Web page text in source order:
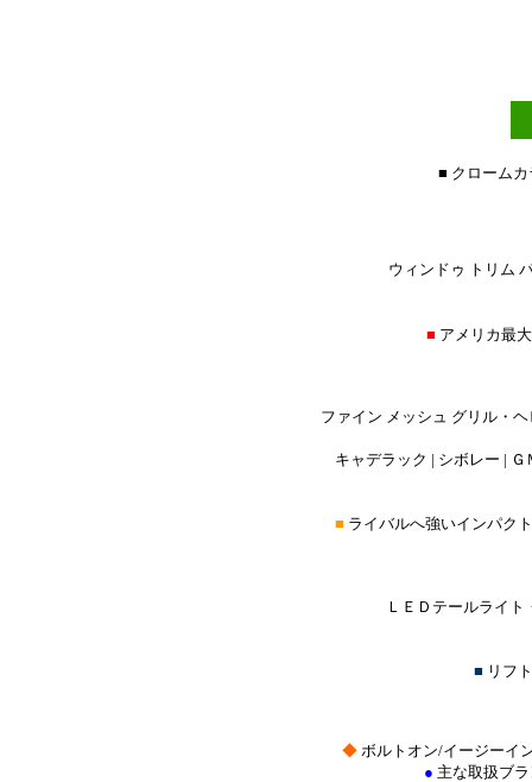
■ クローム
ウィンドゥ トリム
■ アメリカ最
ファイン メッシュ グリル・
キャデラック | シボレー |
■ ライバルへ強いインパク
ＬＥＤテールライ
■ リフ
◆ボルトオン/イージーイ
● 主な取扱ブ